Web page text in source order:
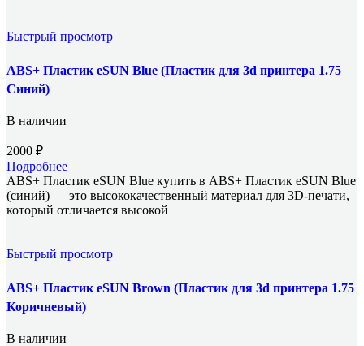
Быстрый просмотр
ABS+ Пластик eSUN Blue (Пластик для 3d принтера 1.75
Синий)
В наличии
2000 ₽
Подробнее
ABS+ Пластик eSUN Blue купить в ABS+ Пластик eSUN Blue
(синий) — это высококачественный материал для 3D-печати,
который отличается высокой
Быстрый просмотр
ABS+ Пластик eSUN Brown (Пластик для 3d принтера 1.75
Коричневый)
В наличии